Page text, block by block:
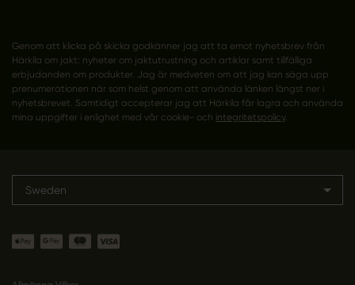
Genom att klicka på skicka godkänner jag att ta emot nyhetsbrev från
Härkila om jakt: nyheter om jaktutrustning och artiklar samt tillfälliga
erbjudanden om produkter. Jag är medveten om att jag kan säga upp
prenumerationen när som helst genom att använda länken längst ner i
nyhetsbrevet. Samtidigt accepterar jag att Härkila får lagra och använda
mina uppgifter i enlighet med vår cookie- och integritetspolicy.
Sweden